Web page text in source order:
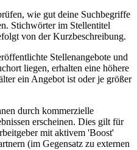
wie gut deine Suchbegriffe
Stichwörter im Stellentitel
von der Kurzbeschreibung.
Stellenangebote und
liegen, erhalten eine höhere
ein Angebot ist oder je größer
durch kommerzielle
erscheinen. Dies gilt für
mit aktivem 'Boost'
(im Gegensatz zu externen